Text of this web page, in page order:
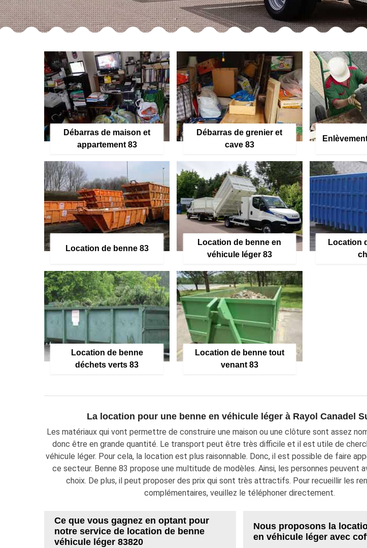
Débarras de maison et
appartement 83
Débarras de grenier et
cave 83
Location de benne 83
Location de benne en
véhicule léger 83
Location
Location de benne
déchets verts 83
Location de benne tout
venant 83
La location pour une benne en véhicule léger à Rayol Canadel
Les matériaux qui vont permettre de construire une maison ou une clôture sont assez
donc être en grande quantité. Le transport peut être très difficile et il est utile de
véhicule léger. Pour cela, la location est plus raisonnable. Donc, il est possible de faire
ce secteur. Benne 83 propose une multitude de modèles. Ainsi, les personnes peuvent
choix. De plus, il peut proposer des prix qui sont très attractifs. Pour recueillir les
complémentaires, veuillez le téléphoner directement.
Ce que vous gagnez en optant pour
notre service de location de benne
véhicule léger 83820
Nous proposons la
en véhicule léger avec